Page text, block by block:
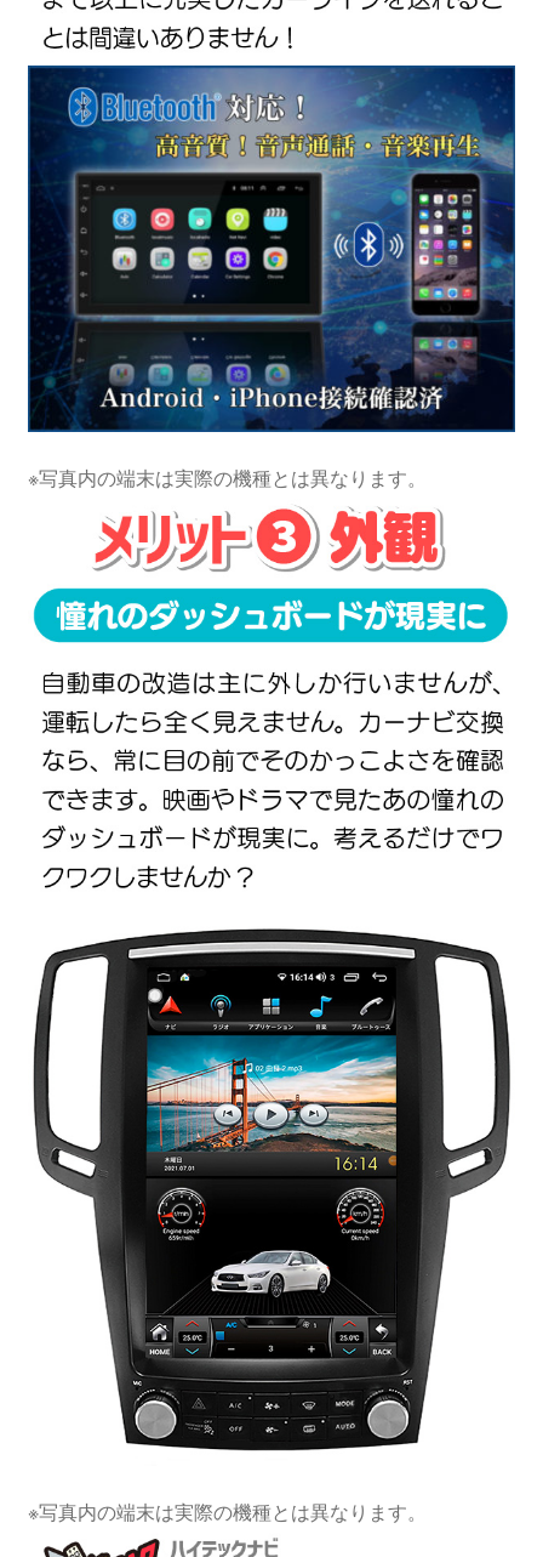
※写真内の端末は実際の機種とは異なります。
※写真内の端末は実際の機種とは異なります。